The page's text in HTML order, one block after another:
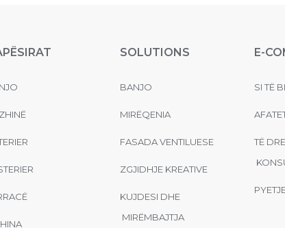
SOLUTIONS
BANJO
MIRËQENIA
FASADA VENTILUESE
ZGJIDHJE KREATIVE
KUJDESI DHE
MIRËMBAJTJA
E-
SI TË
TË